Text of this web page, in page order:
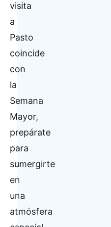
visita
a
Pasto
coincide
con
la
Semana
Mayor,
prepárate
para
sumergirte
en
una
atmósfera